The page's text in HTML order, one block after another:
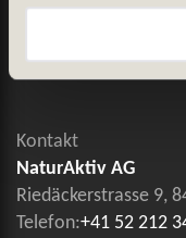
Allgemeine
Kontaktieren Sie
Kontakt
NaturAktiv AG
Riedäckerstrasse 9,
Telefon:+41 52 212